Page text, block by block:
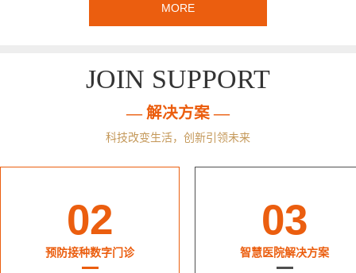
MORE
JOIN SUPPORT
— 解决方案 —
科技改变生活，创新引领未来
02
预防接种数字门诊
03
智慧医院解决方案